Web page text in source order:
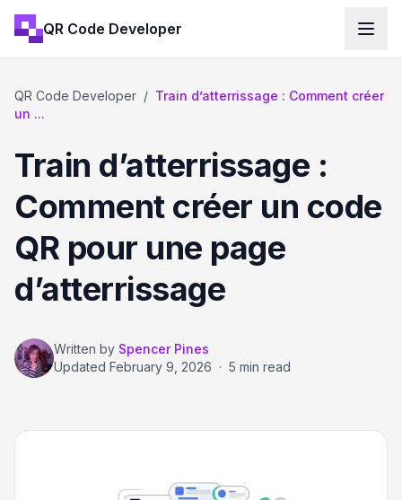
QR Code Developer
QR Code Developer / Train d’atterrissage : Comment créer
un ...
Train d’atterrissage :
Comment créer un code
QR pour une page
d’atterrissage
Written by Spencer Pines
Updated February 9, 2026 · 5 min read